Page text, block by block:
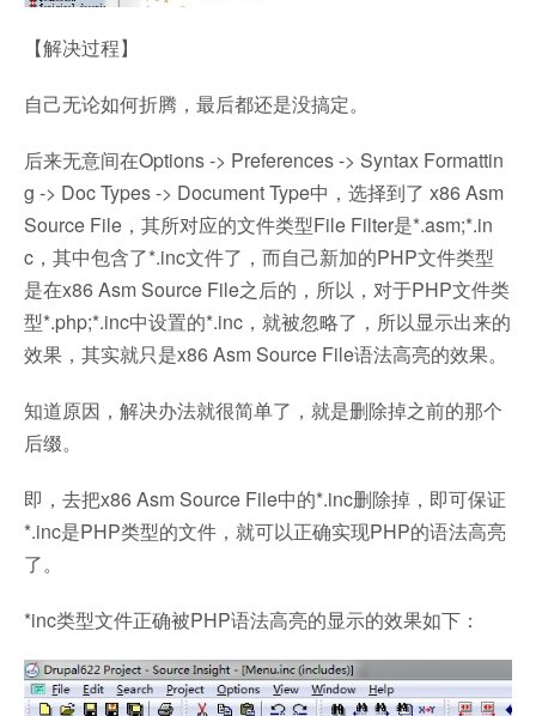
【解决过程】
自己无论如何折腾，最后都还是没搞定。
后来无意间在Options -> Preferences -> Syntax Formattin
g -> Doc Types -> Document Type中，选择到了 x86 Asm
Source File，其所对应的文件类型File Filter是*.asm;*.in
c，其中包含了*.inc文件了，而自己新加的PHP文件类型
是在x86 Asm Source File之后的，所以，对于PHP文件类
型*.php;*.inc中设置的*.inc，就被忽略了，所以显示出来的
效果，其实就只是x86 Asm Source File语法高亮的效果。
知道原因，解决办法就很简单了，就是删除掉之前的那个
后缀。
即，去把x86 Asm Source File中的*.inc删除掉，即可保证
*.inc是PHP类型的文件，就可以正确实现PHP的语法高亮
了。
*inc类型文件正确被PHP语法高亮的显示的效果如下：